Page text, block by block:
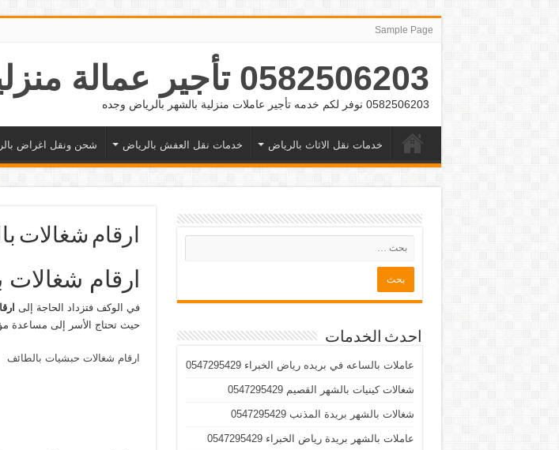
Sample Page
0582506203 تأجير عمالة منزلية بالشهر بالرياض وجده
0582506203 نوفر لكم خدمه تأجير عاملات منزلية بالشهر بالرياض وجده
خدمات نقل الاثاث بالرياض خدمات نقل العفش بالرياض شحن ونقل اغراض
ارقام شغالات
ارقام شغالات
في الوكف فتزداد الحاجة إلى
حيث تحتاج الأسر إلى مساعدة
ارقام شغالات حبشيات بالطائف
احدث الخدمات
عاملات بالساعه في بريده رياض الخبراء 0547295429
شغالات كينيات بالشهر القصيم 0547295429
شغالات بالشهر بريدة المذنب 0547295429
عاملات بالشهر بريدة رياض الخبراء 0547295429